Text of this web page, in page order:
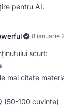
pentru AI.
·8 ianuarie
scurt:
mai citate
(50-100 cuvinte)